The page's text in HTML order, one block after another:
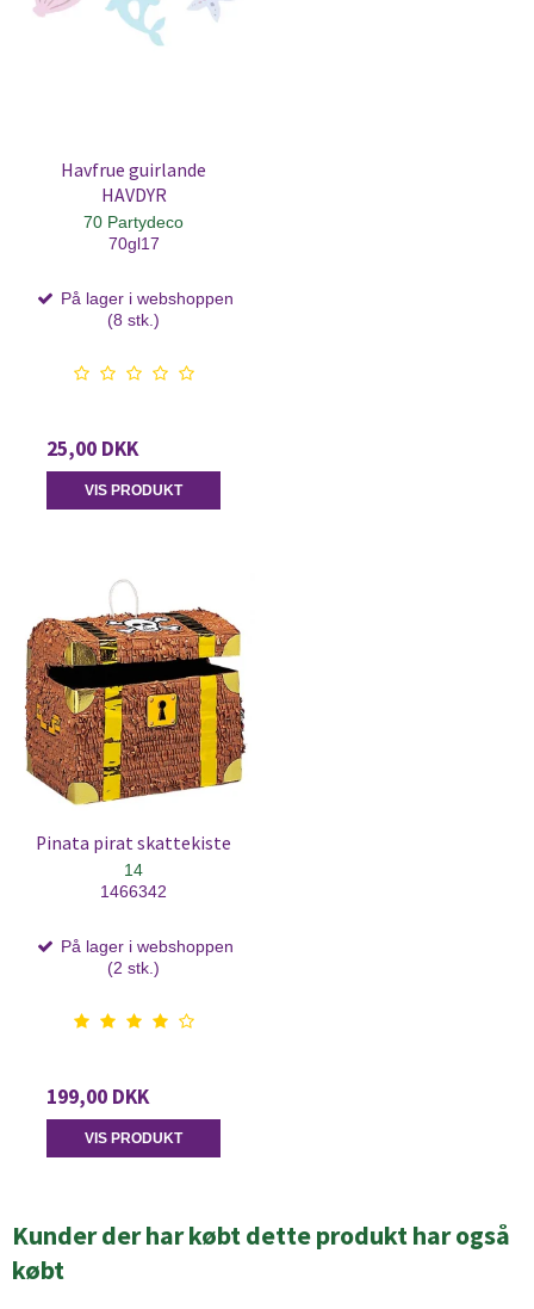
Havfrue guirlande
HAVDYR
70 Partydeco
70gl17
På lager i webshoppen
(8 stk.)
25,00 DKK
VIS PRODUKT
Pinata pirat skattekiste
14
1466342
På lager i webshoppen
(2 stk.)
199,00 DKK
VIS PRODUKT
Kunder der har købt dette produkt har også
købt